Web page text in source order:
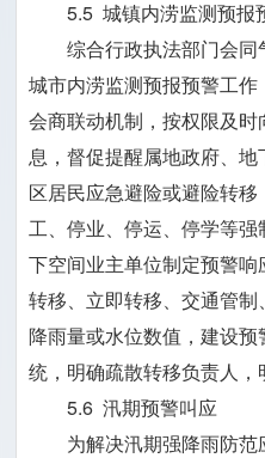
5.5 城镇内涝监测预报
综合行政执法部门会
城市内涝监测预报预警工作
会商联动机制，按权限及
息，督促提醒属地政府、
区居民应急避险或避险转
工、停业、停运、停学等
下空间业主单位制定预警
转移、立即转移、交通管
降雨量或水位数值，建设
统，明确疏散转移负责人，
5.6 汛期预警叫应
为解决汛期强降雨防范